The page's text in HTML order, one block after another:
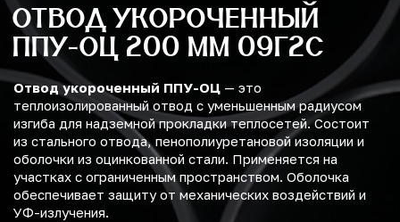
ОТВОД УКОРОЧЕННЫЙ
ППУ-ОЦ 200 ММ 09Г2С
Отвод укороченный ППУ-ОЦ — это
теплоизолированный отвод с уменьшенным радиусом
изгиба для надземной прокладки теплосетей. Состоит
из стального отвода, пенополиуретановой изоляции и
оболочки из оцинкованной стали. Применяется на
участках с ограниченным пространством. Оболочка
обеспечивает защиту от механических воздействий и
УФ-излучения.